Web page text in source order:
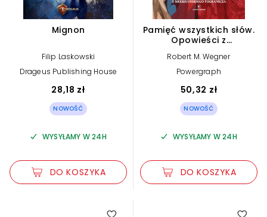
Mignon
Filip Laskowski
Drageus Publishing House
28,18 zł
NOWOŚĆ
WYSYŁAMY W 24H
DO KOSZYKA
Pamięć wszystkich słów.
Opowieści z
pogranicza. Tom 4
Robert M. Wegner
Powergraph
50,32 zł
NOWOŚĆ
WYSYŁAMY W 24H
DO KOSZYKA